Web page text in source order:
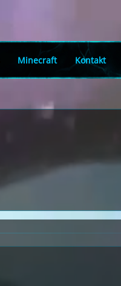
Minecraft Kontakt